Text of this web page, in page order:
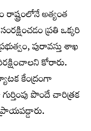
అత్యంత
ప్రతి ఒక్కరి
పురావస్తు శాఖ
కోరారు.
కేంద్రంగా
పొందే చారిత్రక